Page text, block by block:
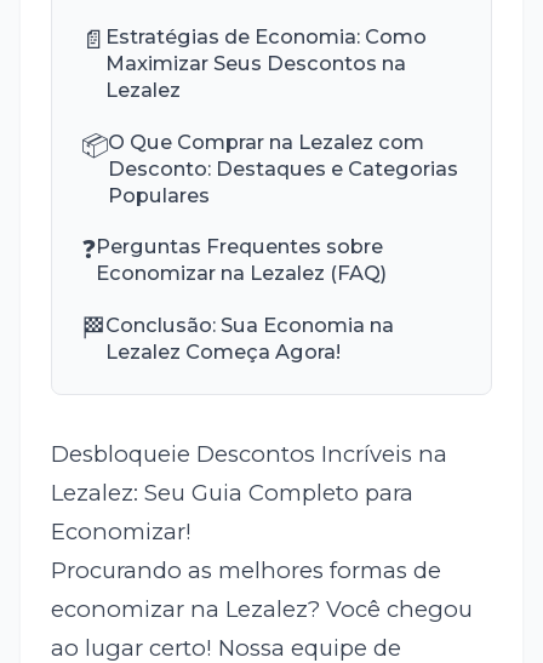
📄 Estratégias de Economia: Como
Maximizar Seus Descontos na
Lezalez
📦O Que Comprar na Lezalez com
Desconto: Destaques e Categorias
Populares
❓Perguntas Frequentes sobre
Economizar na Lezalez (FAQ)
🏁Conclusão: Sua Economia na
Lezalez Começa Agora!
Desbloqueie Descontos Incríveis na
Lezalez: Seu Guia Completo para
Economizar!
Procurando as melhores formas de
economizar na Lezalez? Você chegou
ao lugar certo! Nossa equipe de